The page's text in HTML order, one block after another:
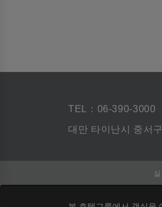
TEL： 06-390-3000
대만 타이난시 중서